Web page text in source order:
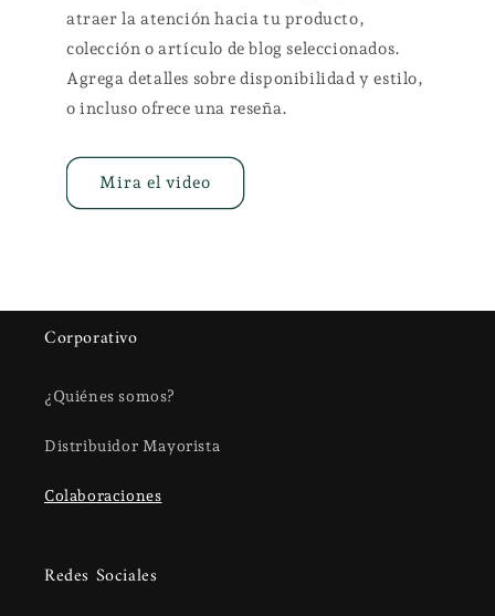
atraer la atención hacia tu producto,
colección o artículo de blog seleccionados.
Agrega detalles sobre disponibilidad y estilo,
o incluso ofrece una reseña.
Mira el video
Corporativo
¿Quiénes somos?
Distribuidor Mayorista
Colaboraciones
Redes Sociales